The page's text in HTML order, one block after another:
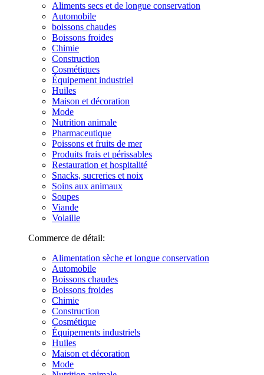
Aliments secs et de longue conservation
Automobile
boissons chaudes
Boissons froides
Chimie
Construction
Cosmétiques
Équipement industriel
Huiles
Maison et décoration
Mode
Nutrition animale
Pharmaceutique
Poissons et fruits de mer
Produits frais et périssables
Restauration et hospitalité
Snacks, sucreries et noix
Soins aux animaux
Soupes
Viande
Volaille
Commerce de détail:
Alimentation sèche et longue conservation
Automobile
Boissons chaudes
Boissons froides
Chimie
Construction
Cosmétique
Équipements industriels
Huiles
Maison et décoration
Mode